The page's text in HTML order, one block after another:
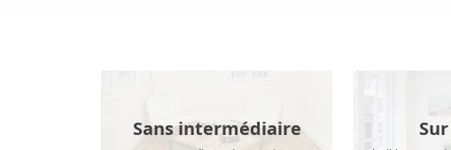
Sans intermédiaire